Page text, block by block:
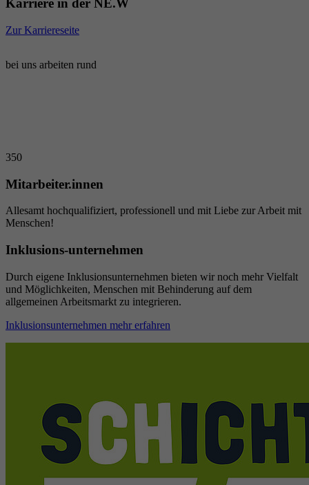
Karriere in der NE.W
Zur Karriereseite
bei uns arbeiten rund
350
Mitarbeiter.innen
Allesamt hochqualifiziert, professionell und mit Liebe zur Arbeit mit
Menschen!
Inklusions-unternehmen
Durch eigene Inklusionsunternehmen bieten wir noch mehr Vielfalt
und Möglichkeiten, Menschen mit Behinderung auf dem
allgemeinen Arbeitsmarkt zu integrieren.
Inklusionsunternehmen mehr erfahren